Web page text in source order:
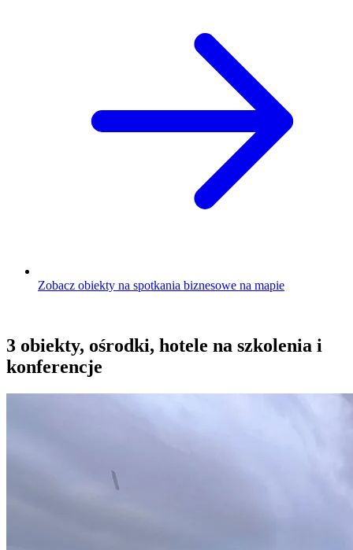
Zobacz obiekty na spotkania biznesowe na mapie
3 obiekty, ośrodki, hotele na szkolenia i
konferencje